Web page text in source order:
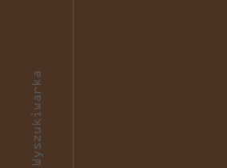
Wyszukiwarka